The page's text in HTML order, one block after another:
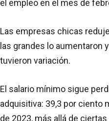
el empleo en el mes de
Las empresas chicas
las grandes lo aumentaron
tuvieron variación.
El salario mínimo sigue
adquisitiva: 39,3 por ciento
de 2023, más allá de